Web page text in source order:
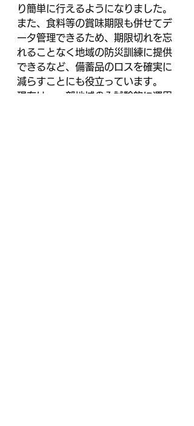
り簡単に行えるようになりました。
また、食料等の賞味期限も併せてデ
ータ管理できるため、期限切れを忘
れることなく地域の防災訓練に提供
できるなど、備蓄品のロスを確実に
減らすことにも役立っています。
現在は、一部地域のみ試験的に運用